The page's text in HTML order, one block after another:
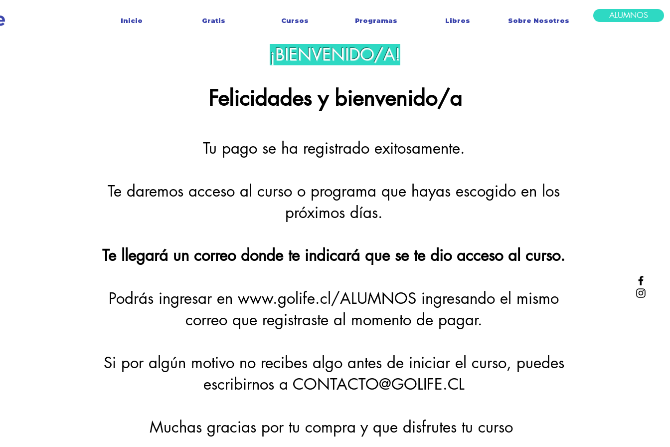
Inicio Gratis Cursos Programas Libros Sobre Nosotros ALUMNOS
¡BIENVENIDO/A!
Felicidades y bienvenido/a
Tu pago se ha registrado exitosamente.
Te daremos acceso al curso o programa que hayas escogido en los
próximos días.
Te llegará un correo donde te indicará que se te dio acceso al curso.
Podrás ingresar en www.golife.cl/ALUMNOS ingresando el mismo
correo que registraste al momento de pagar.
Si por algún motivo no recibes algo antes de iniciar el curso, puedes
escribirnos a CONTACTO@GOLIFE.CL
Muchas gracias por tu compra y que disfrutes tu curso